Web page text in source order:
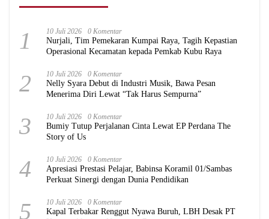
1 10 Juli 2026 0 Komentar
Nurjali, Tim Pemekaran Kumpai Raya, Tagih Kepastian
Operasional Kecamatan kepada Pemkab Kubu Raya
2 10 Juli 2026 0 Komentar
Nelly Syara Debut di Industri Musik, Bawa Pesan
Menerima Diri Lewat “Tak Harus Sempurna”
3 10 Juli 2026 0 Komentar
Bumiy Tutup Perjalanan Cinta Lewat EP Perdana The
Story of Us
4 10 Juli 2026 0 Komentar
Apresiasi Prestasi Pelajar, Babinsa Koramil 01/Sambas
Perkuat Sinergi dengan Dunia Pendidikan
5 10 Juli 2026 0 Komentar
Kapal Terbakar Renggut Nyawa Buruh, LBH Desak PT